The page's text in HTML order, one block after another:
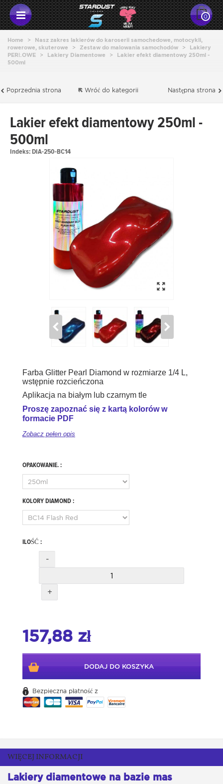
0
Home >
Nasz zakres lakierów do karoserii samochedowe, motocykli,
rowerowe, skuterowe
> Zestaw do malowania samochodów >
Lakiery
PERŁOWE
> Lakiery Diamentowe >
Lakier efekt diamentowy 250ml -
500ml
Poprzednia strona Następna strona
Wróć do kategorii
Lakier efekt diamentowy 250ml -
500ml
Indeks:DIA-250-BC14
Farba Glitter Pearl Diamond w rozmiarze 1/4 L,
wstępnie rozcieńczona
Aplikacja na białym lub czarnym tle
Proszę zapoznać się z kartą kolorów w
formacie PDF
Zobacz pełen opis
OPAKOWANIE. :
KOLORY DIAMOND :
ILOŚĆ :
-
+
157,88 zł
DODAJ DO KOSZYKA
Bezpieczna płatność z
WIĘCEJ INFORMACJI
Lakiery diamentowe na bazie mas